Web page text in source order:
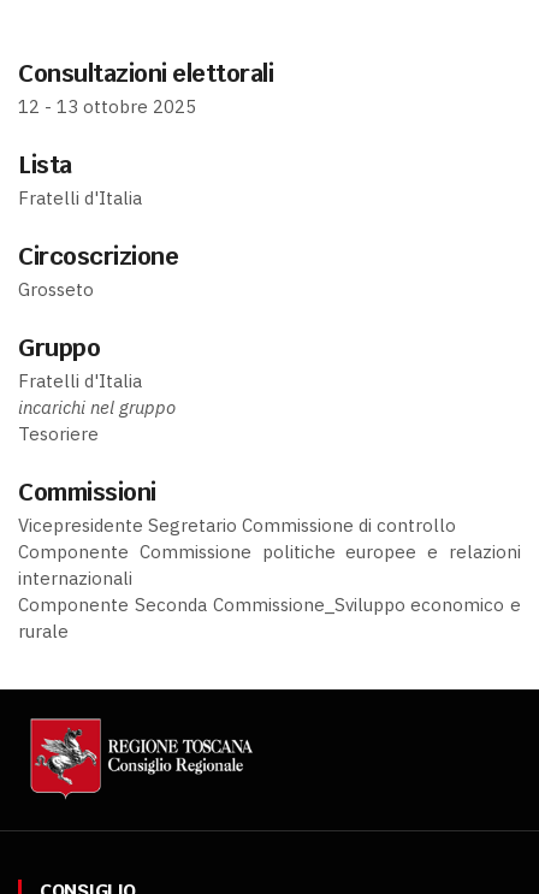
Consultazioni elettorali
12 - 13 ottobre 2025
Lista
Fratelli d'Italia
Circoscrizione
Grosseto
Gruppo
Fratelli d'Italia
incarichi nel gruppo
Tesoriere
Commissioni
Vicepresidente Segretario Commissione di controllo
Componente Commissione politiche europee e relazioni
internazionali
Componente Seconda Commissione_Sviluppo economico e
rurale